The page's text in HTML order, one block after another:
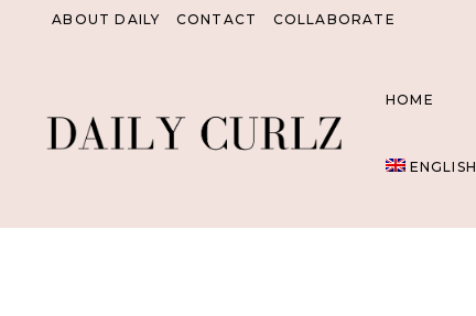
ABOUT DAILY CONTACT COLLABORATE
HOME
ENGLISH